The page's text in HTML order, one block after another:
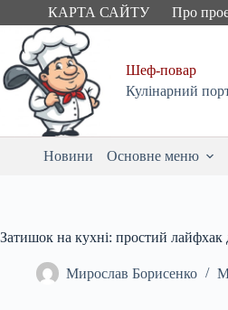
to
content
КАРТА САЙТУ Про
Шеф-повар
Кулінарний
Новини Основне меню
Затишок на кухні: простий лайфхак
Мирослав Борисенко